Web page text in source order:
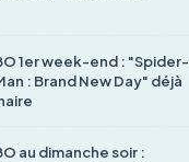
1er week-end : "Spider-
: Brand New Day" déjà
au dimanche soir :